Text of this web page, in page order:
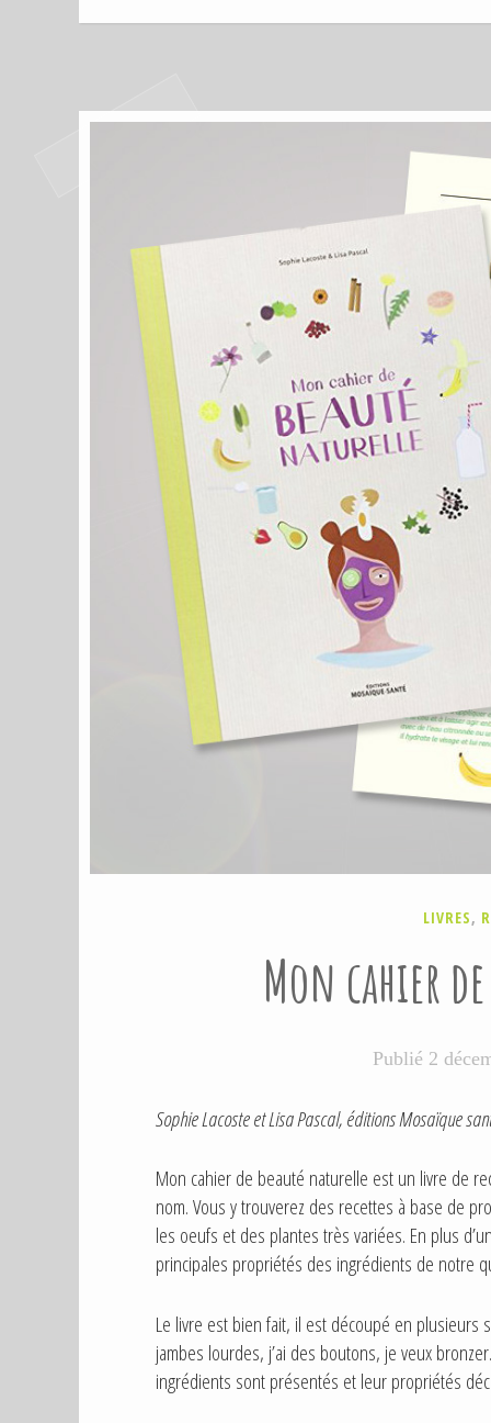
P
L
I
A
LIVRES,
Mon cahier
Publié 2
Sophie Lacoste et Lisa Pascal, éditions Mosaïque
Mon cahier de beauté naturelle est un livre de
nom. Vous y trouverez des recettes à base de
les oeufs et des plantes très variées. En plus
principales propriétés des ingrédients de notre
Le livre est bien fait, il est découpé en plusieurs
jambes lourdes, j’ai des boutons, je veux
ingrédients sont présentés et leur propriétés